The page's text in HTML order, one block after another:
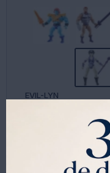
EVIL-LYN
Visa
$1000 de regalo
y